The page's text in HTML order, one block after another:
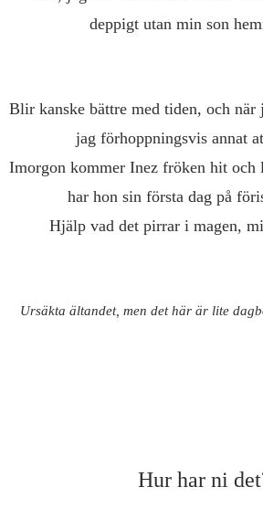
deppigt utan min son
Blir kanske bättre med tiden, och
jag förhoppningsvis annat
Imorgon kommer Inez fröken hit och
har hon sin första dag på
Hjälp vad det pirrar i magen,
Ursäkta ältandet, men det här är lite
Hur har ni